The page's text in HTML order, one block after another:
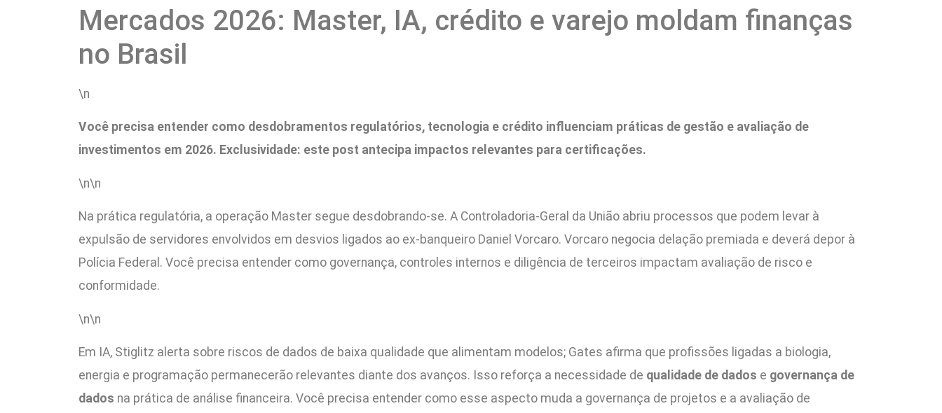
Mercados 2026: Master, IA, crédito e varejo moldam finanças
no Brasil
\n
Você precisa entender como desdobramentos regulatórios, tecnologia e crédito influenciam práticas de gestão e avaliação de
investimentos em 2026. Exclusividade: este post antecipa impactos relevantes para certificações.
\n\n
Na prática regulatória, a operação Master segue desdobrando-se. A Controladoria-Geral da União abriu processos que podem levar à
expulsão de servidores envolvidos em desvios ligados ao ex-banqueiro Daniel Vorcaro. Vorcaro negocia delação premiada e deverá depor à
Polícia Federal. Você precisa entender como governança, controles internos e diligência de terceiros impactam avaliação de risco e
conformidade.
\n\n
Em IA, Stiglitz alerta sobre riscos de dados de baixa qualidade que alimentam modelos; Gates afirma que profissões ligadas a biologia,
energia e programação permanecerão relevantes diante dos avanços. Isso reforça a necessidade de qualidade de dados e governança de
dados na prática de análise financeira. Você precisa entender como esse aspecto muda a governança de projetos e a avaliação de